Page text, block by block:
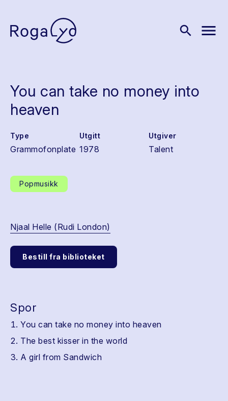
search menu
You can take no money into
heaven
Type
Grammofonplate
Utgitt
1978
Utgiver
Talent
Popmusikk
Njaal Helle (Rudi London)
Bestill fra biblioteket
Spor
You can take no money into heaven
The best kisser in the world
A girl from Sandwich